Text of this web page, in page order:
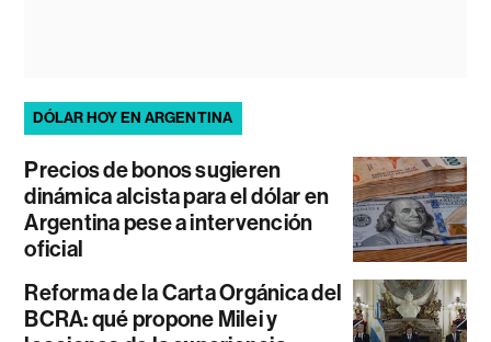
DÓLAR HOY EN ARGENTINA
Precios de bonos sugieren
dinámica alcista para el dólar en
Argentina pese a intervención
oficial
Reforma de la Carta Orgánica del
BCRA: qué propone Milei y